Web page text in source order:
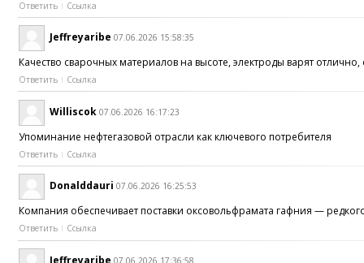
Ответить Ссылка
Jeffreyaribe 07.06.2026 15:58:35
Качество сварочных материалов на высоте, электроды варят
Ответить Ссылка
Williscok 07.06.2026 16:17:23
Упоминание нефтегазовой отрасли как ключевого потребителя
Ответить Ссылка
Donalddauri 07.06.2026 16:25:53
Компания обеспечивает поставки оксовольфрамата гафния —
Ответить Ссылка
Jeffreyaribe 07.06.2026 17:36:58